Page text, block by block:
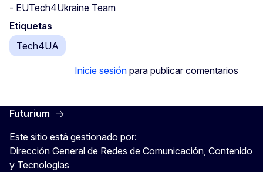
- EUTech4Ukraine Team
Etiquetas
Tech4UA
Inicie sesión para publicar comentarios
Futurium
Este sitio está gestionado por:
Dirección General de Redes de Comunicación, Contenido
y Tecnologías